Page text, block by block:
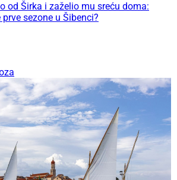
od Širka i zaželio mu sreću doma:
sezone u Šibenci?